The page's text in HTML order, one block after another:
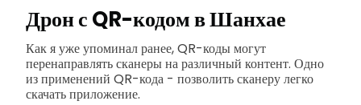
Дрон с QR-кодом в Шанхае
Как я уже упоминал ранее, QR-коды могут
перенаправлять сканеры на различный контент. Одно
из применений QR-кода - позволить сканеру легко
скачать приложение.